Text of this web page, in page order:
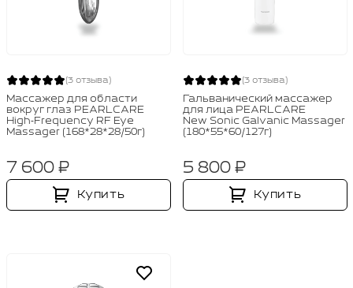
(3 отзыва)
Массажер для области
вокруг глаз PEARLCARE
High‑Frequency RF Eye
Massager (168*28*28/50г)
7 600 ₽
Купить
(3 отзыва)
Гальванический массажер
для лица PEARLCARE
New Sonic Galvanic Massager
(180*55*60/127г)
5 800 ₽
Купить